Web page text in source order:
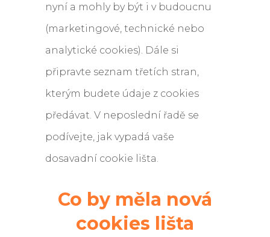
nyní a mohly by být i v budoucnu
(marketingové, technické nebo
analytické cookies). Dále si
připravte seznam třetích stran,
kterým budete údaje z cookies
předávat. V neposlední řadě se
podívejte, jak vypadá vaše
dosavadní cookie lišta.
Co by měla nová
cookies lišta